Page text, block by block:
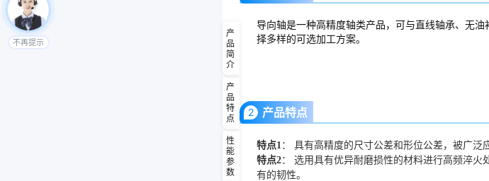
产
品
简
介
产
品
特
点
性
能
参
数
导向轴是一种高精度轴类产品，可与直线轴承、无
择多样的可选加工方案。
2 产品特点
特点1 ： 具有高精度的尺寸公差和形位公差，被广泛
特点2： 选用具有优异耐磨损性的材料进行高频淬火
有的韧性。
不再提示